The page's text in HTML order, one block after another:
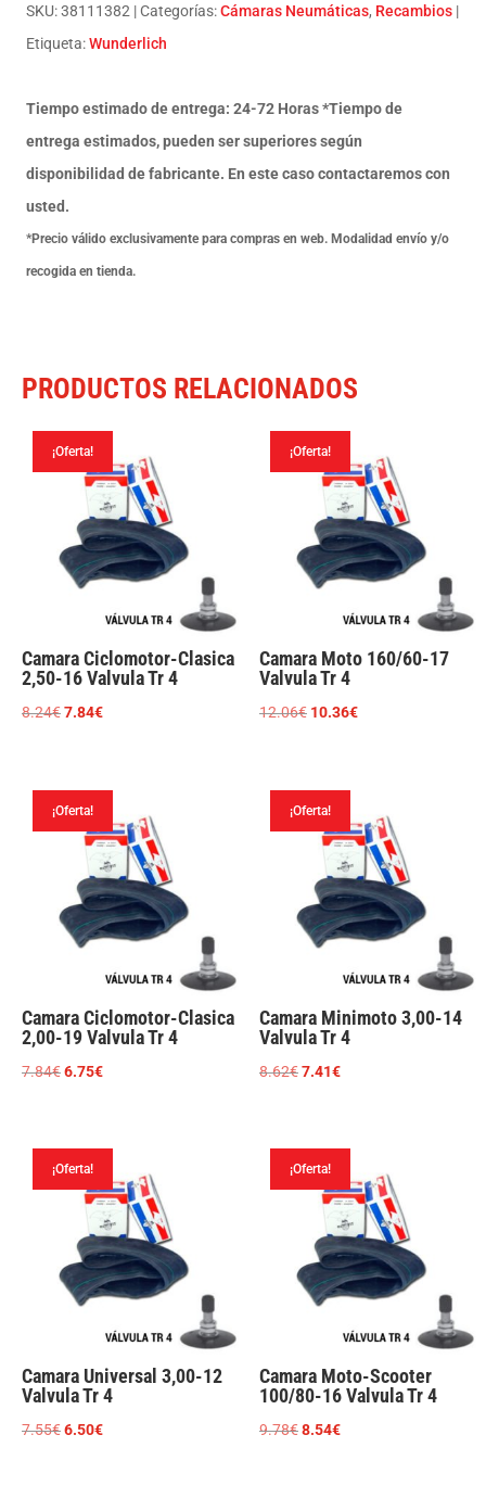
2,00-
18
Tr
4
cantidad
SKU:38111382 Categorías:Cámaras Neumáticas, Recambios
Etiqueta:Wunderlich
Tiempo estimado de entrega: 24-72 Horas *Tiempo de
entrega estimados, pueden ser superiores según
disponibilidad de fabricante. En este caso contactaremos con
usted.
*Precio válido exclusivamente para compras en web. Modalidad envío y/o
recogida en tienda.
PRODUCTOS RELACIONADOS
¡Oferta!
Camara Ciclomotor-Clasica
2,50-16 Valvula Tr 4
8.24€El
era:
7.84€El
es:
7.84€.
¡Oferta!
Camara Moto 160/60-17
Valvula Tr 4
12.06€ El
era:
12.06€.
10.36€El
10.36€.
¡Oferta!
Camara Ciclomotor-Clasica
2,00-19 Valvula Tr 4
7.84€El
6.75€El
6.75€.
¡Oferta!
Camara Minimoto 3,00-14
Valvula Tr 4
8.62€El
7.41€El
7.41€.
¡Oferta!
Camara Universal 3,00-12
Valvula Tr 4
7.55€El
6.50€El
¡Oferta!
Camara Moto-Scooter
100/80-16 Valvula Tr 4
9.78€El
8.54€El